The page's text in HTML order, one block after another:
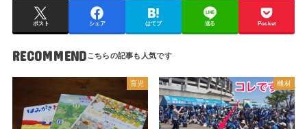
ポスト シェア はてブ 送る Pocket
RECOMMEND
育児 機材